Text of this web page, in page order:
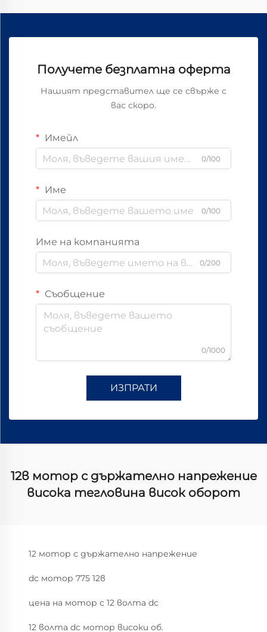
Получете безплатна оферта
Нашият представител ще се свърже с
вас скоро.
Имейл
0/100
Име
0/100
Име на компанията
0/200
Съобщение
0/1000
ИЗПРАТИ
12в мотор с държателно напрежение
висока тегловина висок оборот
12 мотор с държателно напрежение
dc мотор 775 12в
цена на мотор с 12 волта dc
12 волта dc мотор високи об.